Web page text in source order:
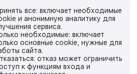
на то, что данный интернет-сайт,
о товарах и ценах,
носит исключительно
и ни при каких условиях не
определяемой положениями
все: включает необходимые
и анонимную аналитику для
сервиса.
необходимые: включает
основные cookie, нужные для
сайта.
отказ может ограничить
к функциям входа и